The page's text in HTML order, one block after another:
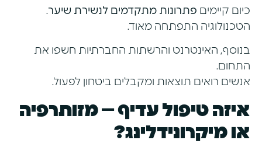
כיום קיימים פתרונות מתקדמים לנשירת שיער.
הטכנולוגיה התפתחה מאוד.
בנוסף, האינטרנט והרשתות החברתיות חשפו את
התחום.
אנשים רואים תוצאות ומקבלים ביטחון לפעול.
איזה טיפול עדיף – מזותרפיה
או מיקרונידלינג?